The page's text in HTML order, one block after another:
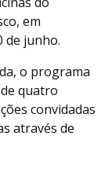
em
de junho.
o programa
quatro
convidadas
através de